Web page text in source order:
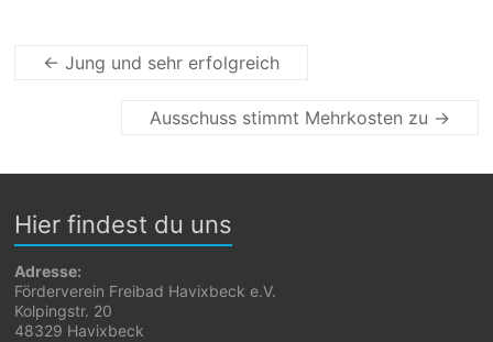
← Jung und sehr erfolgreich
Ausschuss stimmt Mehrkosten zu →
Hier findest du uns
Adresse:
Förderverein Freibad Havixbeck e.V.
Kolpingstr. 20
48329 Havixbeck